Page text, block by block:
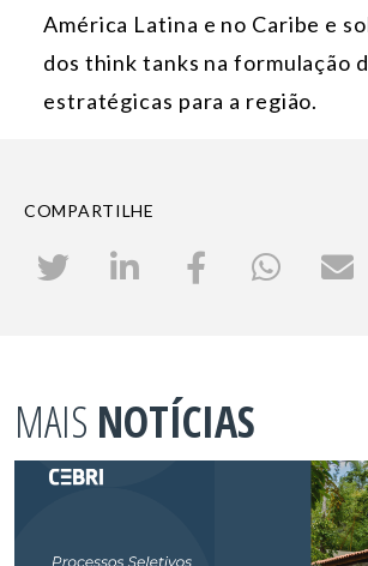
América Latina e no Caribe e
dos think tanks na formulação
estratégicas para a região.
COMPARTILHE
MAIS NOTÍCIAS